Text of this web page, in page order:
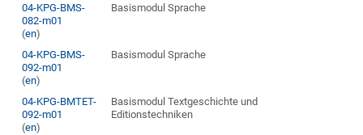
04-KPG-BMS-
082-m01
(en)
Basismodul Sprache
04-KPG-BMS-
092-m01
(en)
Basismodul Sprache
04-KPG-BMTET-
092-m01
(en)
Basismodul Textgeschichte und
Editionstechniken